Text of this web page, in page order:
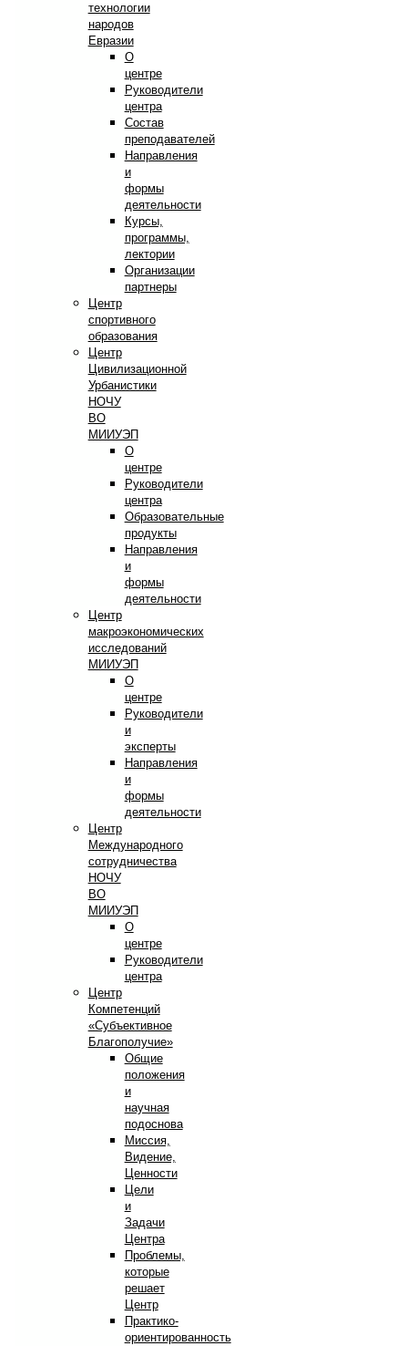
технологии
народов
Евразии
О
центре
Руководители
центра
Состав
преподавателей
Направления
и
формы
деятельности
Курсы,
программы,
лектории
Организации
партнеры
Центр
спортивного
образования
Центр
Цивилизационной
Урбанистики
НОЧУ
ВО
МИИУЭП
О
центре
Руководители
центра
Образовательные
продукты
Направления
и
формы
деятельности
Центр
макроэкономических
исследований
МИИУЭП
О
центре
Руководители
и
эксперты
Направления
и
формы
деятельности
Центр
Международного
сотрудничества
НОЧУ
ВО
МИИУЭП
О
центре
Руководители
центра
Центр
Компетенций
«Субъективное
Благополучие»
Общие
положения
и
научная
подоснова
Миссия,
Видение,
Ценности
Цели
и
Задачи
Центра
Проблемы,
которые
решает
Центр
Практико-
ориентированность